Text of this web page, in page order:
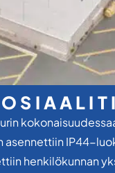
IP44-
henkilökunnan